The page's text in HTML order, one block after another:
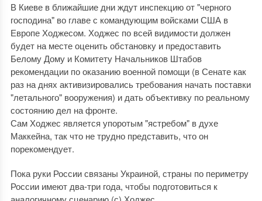
В Киеве в ближайшие дни ждут инспекцию от "черного
господина" во главе с командующим войсками США в
Европе Ходжесом. Ходжес по всей видимости должен
будет на месте оценить обстановку и предоставить
Белому Дому и Комитету Начальников Штабов
рекомендации по оказанию военной помощи (в Сенате как
раз на днях активизировались требования начать поставки
"летального" вооружения) и дать объективку по реальному
состоянию дел на фронте.
Сам Ходжес является упоротым "ястребом" в духе
Маккейна, так что не трудно представить, что он
порекомендует.
Пока руки России связаны Украиной, страны по периметру
России имеют два-три года, чтобы подготовиться к